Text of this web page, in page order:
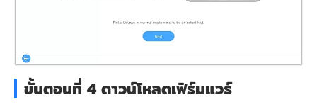
ขั้นตอนที่ 4 ดาวน์โหลดเฟิร์มแวร์